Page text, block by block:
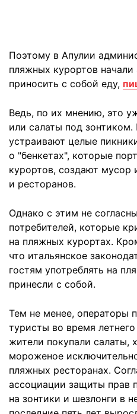
Поэтому в Апулии
пляжных курортов начали
приносить с собой еду,
Ведь, по их мнению, это
или салаты под
устраивают целые
о "бенкетах", которые
курортов, создают
и ресторанов.
Однако с этим не
потребителей, которые
на пляжных курортах.
что итальянское
гостям употреблять на
принесли с собой.
Тем не менее, операторы
туристы во время
жители покупали салаты,
мороженое
пляжных ресторанах.
ассоциации защиты прав
на зонтики и шезлонги в